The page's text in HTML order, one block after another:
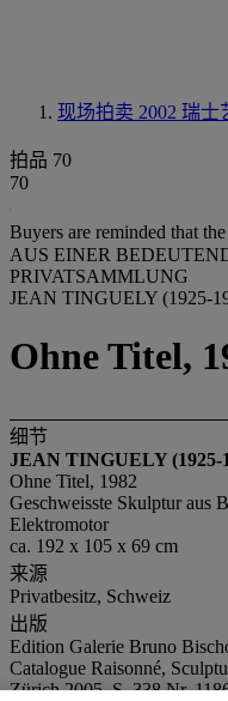
现场拍卖 2002 瑞士
拍品 70
70
Buyers are reminded that
AUS EINER
PRIVATSAMMLUNG
JEAN TINGUELY (1925-
Ohne Titel,
细节
JEAN TINGUELY (1925-
Ohne Titel, 1982
Geschweisste Skulptur aus
Elektromotor
ca. 192 x 105 x 69 cm
来源
Privatbesitz, Schweiz
出版
Edition Galerie Bruno
Catalogue Raisonné,
Zürich 2005, S. 338 Nr.